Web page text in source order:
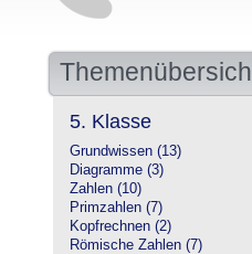
5. Klasse
Grundwissen (13)
Diagramme (3)
Zahlen (10)
Primzahlen (7)
Kopfrechnen (2)
Römische Zahlen (7)